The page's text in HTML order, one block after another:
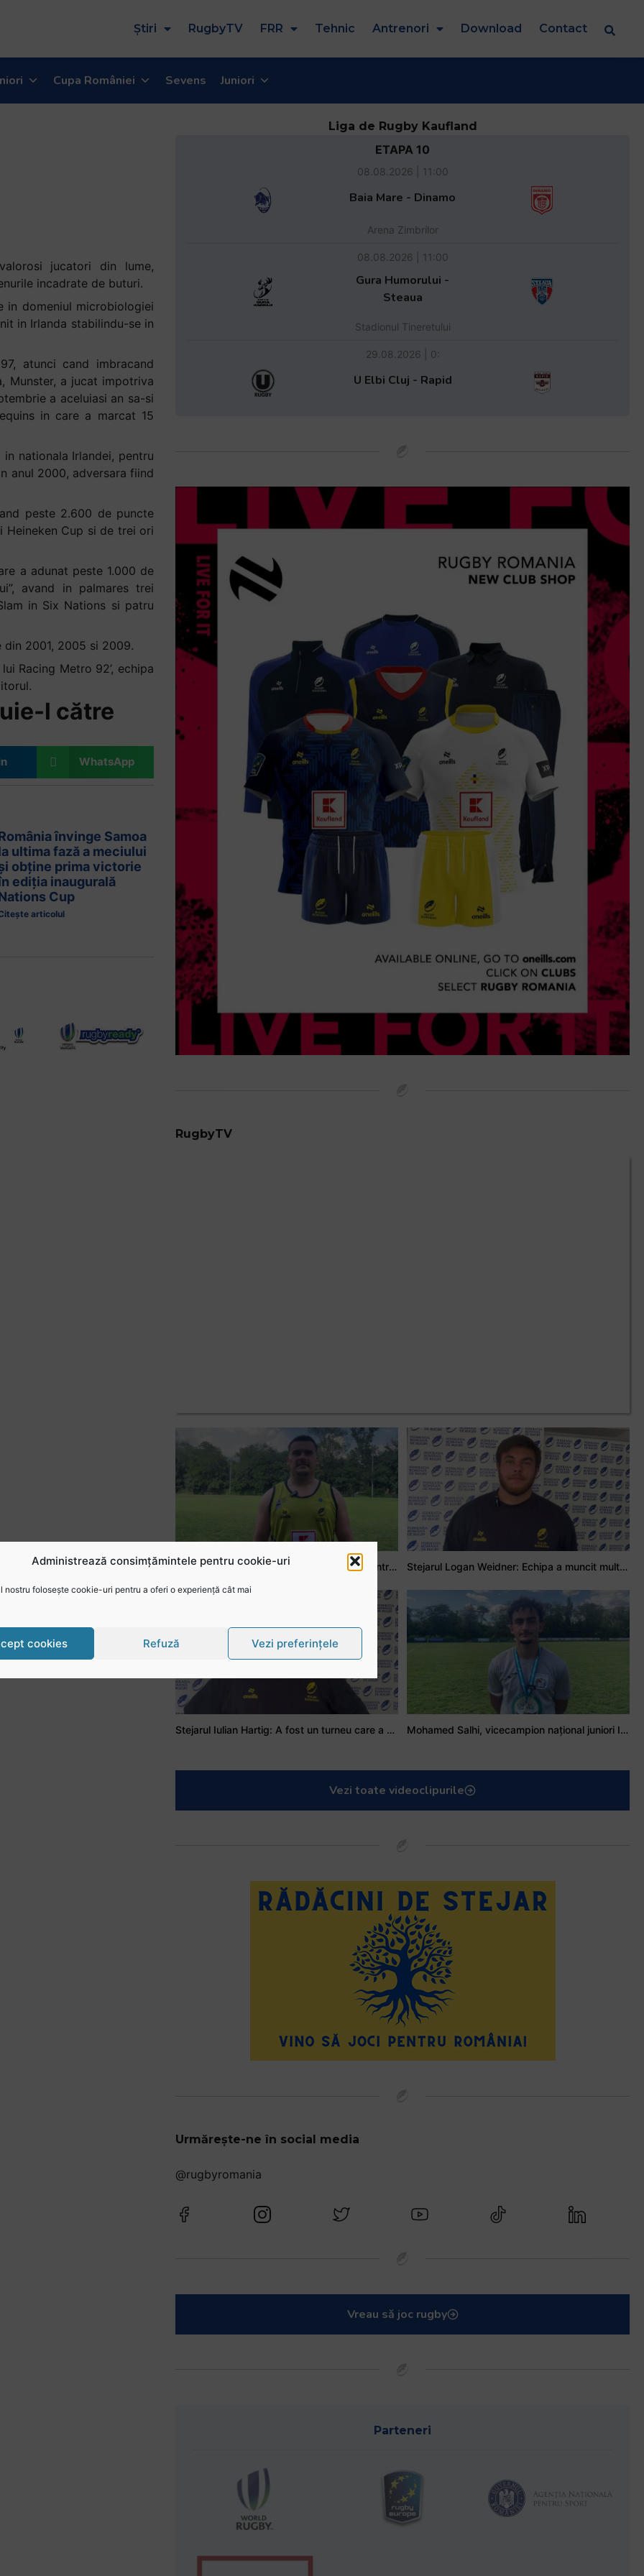
Administrează consimțămintele pentru cookie-uri
nostru folosește cookie-uri pentru a oferi o experiență cât mai
cookies Refuză Vezi preferințele
Știri RugbyTV FRR Tehnic Antrenori Download Contact
Cupa României Sevens Juniori
jucatori din lume,
incadrate de buturi.
in domeniul microbiologiei
in Irlanda stabilindu-se in
atunci cand imbracand
Munster, a jucat impotriva
a aceluiasi an sa-si
in care a marcat 15
nationala Irlandei, pentru
anul 2000, adversara fiind
peste 2.600 de puncte
Heineken Cup si de trei ori
a adunat peste 1.000 de
avand in palmares trei
in Six Nations si patru
2001, 2005 si 2009.
Racing Metro 92’, echipa
l către
WhatsApp
învinge Samoa
ultima fază a meciului
obține prima victorie
ediția inaugurală
Cup
articolul
Liga de Rugby Kaufland
ETAPA 10
08.08.2026 | 11:00
Baia Mare - Dinamo
Arena Zimbrilor
08.08.2026 | 11:00
Gura Humorului -
Steaua
Stadionul Tineretului
29.08.2026 | 0:
U Elbi Cluj - Rapid
RugbyTV
Adrian Țală: Visul meu este să debutez pentru România Stejarul Logan Weidner: Echipa a muncit mult, iar asta se va vedea în meciurile de la Nations Cup
Stejarul Iulian Hartig: A fost un turneu care a unit mai mult echipa Mohamed Salhi, vicecampion național juniori I: Rugby-ul te învață să accepți și înfrângerile
Vezi toate videoclipurile
Urmărește-ne în social media
@rugbyromania
Vreau să joc rugby
Parteneri